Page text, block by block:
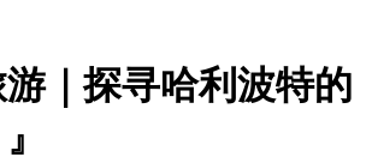
游｜探寻哈利波特的